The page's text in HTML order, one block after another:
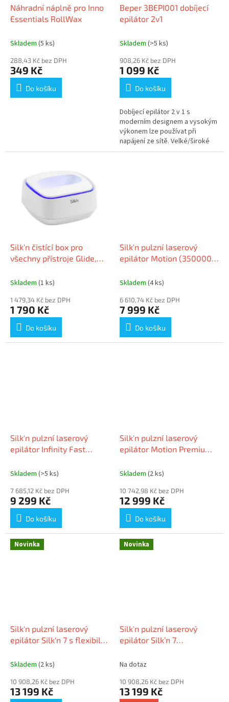
Náhradní náplně pro Inno
Essentials RollWax
Skladem (5 ks)
288,43 Kč bez DPH
349 Kč
Do košíku
Beper 3BEPI001 dobíjecí
epilátor 2v1
Skladem (>5 ks)
908,26 Kč bez DPH
1 099 Kč
Do košíku
Dobíjecí epilátor 2 v 1 s
moderním designem a vysokým
výkonem lze používat při
napájení ze sítě. Velké/široké
pinzety a 2 rychlosti umožňují
Silk'n čistící box pro
všechny přístroje Glide,
Skladem (1 ks)
1 479,34 Kč bez DPH
1 790 Kč
Do košíku
Silk'n pulzní laserový
epilátor Motion (350000
Skladem (4 ks)
6 610,74 Kč bez DPH
7 999 Kč
Do košíku
Silk'n pulzní laserový
epilátor Infinity Fast
Skladem (>5 ks)
7 685,12 Kč bez DPH
9 299 Kč
Do košíku
Silk'n pulzní laserový
epilátor Motion Premium
Skladem (2 ks)
10 742,98 Kč bez DPH
12 999 Kč
Do košíku
Novinka
Silk'n pulzní laserový
epilátor Silk'n 7 s flexibilní
Skladem (2 ks)
10 908,26 Kč bez DPH
13 199 Kč
Novinka
Silk'n pulzní laserový
epilátor Silk’n 7
hlavou (600.000 impulzů)
Na dotaz
10 908,26 Kč bez DPH
13 199 Kč